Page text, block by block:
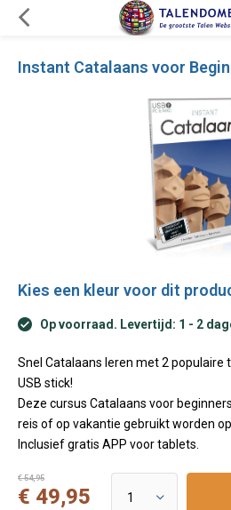
Instant Catalaans voor
Kies een kleur voor dit
Op voorraad. Levertijd: 1 - 2
Snel Catalaans leren met 2 populaire
USB stick!
Deze cursus Catalaans voor
reis of op vakantie gebruikt worden
Inclusief gratis APP voor tablets.
€ 54,95
€ 49,95